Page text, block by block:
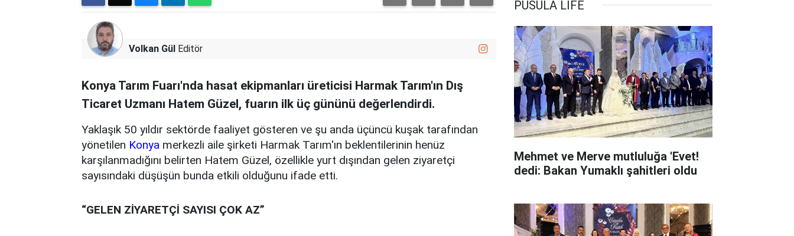
Volkan Gül Editör
Konya Tarım Fuarı'nda hasat ekipmanları üreticisi Harmak Tarım'ın Dış
Ticaret Uzmanı Hatem Güzel, fuarın ilk üç gününü değerlendirdi.
Yaklaşık 50 yıldır sektörde faaliyet gösteren ve şu anda üçüncü kuşak tarafından
yönetilen Konya merkezli aile şirketi Harmak Tarım'ın beklentilerinin henüz
karşılanmadığını belirten Hatem Güzel, özellikle yurt dışından gelen ziyaretçi
sayısındaki düşüşün bunda etkili olduğunu ifade etti.
“GELEN ZİYARETÇİ SAYISI ÇOK AZ”
PUSULA LİFE
Mehmet ve Merve mutluluğa 'Evet!
dedi: Bakan Yumaklı şahitleri oldu